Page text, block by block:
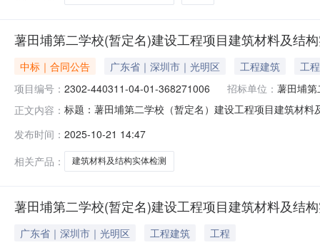
薯田埔第二学校(暂定名)建设工程项目建筑材料及结
中标｜合同公告 广东省｜深圳市｜光明区 工程建筑
工程
项目编号： 2302-440311-04-01-368271006 招标单位： 薯田埔
正文内容： 标题：薯田埔第二学校（暂定名）建设工程项目建筑材
及结构实体检测项目编号2302-440311-04-01-
发布时间： 2025-10-21 14:47
相关产品：
建筑材料及结构实体检测
薯田埔第二学校(暂定名)建设工程项目建筑材料及结
广东省｜深圳市｜光明区 工程建筑
工程